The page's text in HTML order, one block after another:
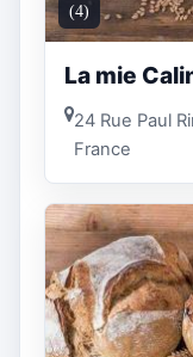
(4)
La mie
24 Rue Paul
France